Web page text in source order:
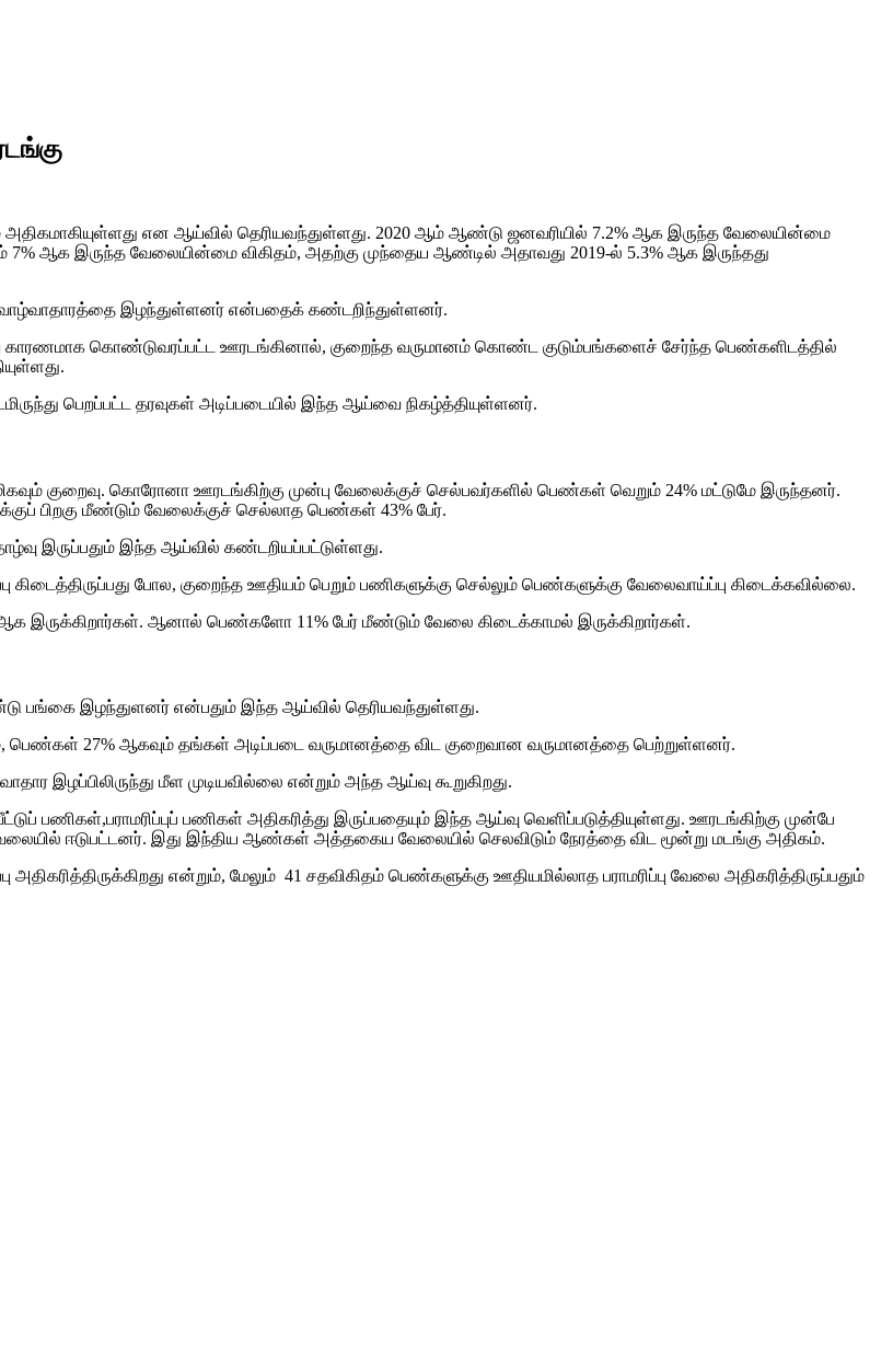
என ஆய்வில் தெரியவந்துள்ளது. 2020 ஆம் ஆண்டு ஜனவரியில் 7.2% ஆக இருந்த வேலையின்மை
7% ஆக இருந்த வேலையின்மை விகிதம், அதற்கு முந்தைய ஆண்டில் அதாவது 2019-ல் 5.3% ஆக இருந்தது
இழந்துள்ளனர் என்பதைக் கண்டறிந்துள்ளனர்.
கொண்டுவரப்பட்ட ஊரடங்கினால், குறைந்த வருமானம் கொண்ட குடும்பங்களைச் சேர்ந்த பெண்களிடத்தில்
பெறப்பட்ட தரவுகள் அடிப்படையில் இந்த ஆய்வை நிகழ்த்தியுள்ளனர்.
குறைவு. கொரோனா ஊரடங்கிற்கு முன்பு வேலைக்குச் செல்பவர்களில் பெண்கள் வெறும் 24% மட்டுமே இருந்தனர்.
பிறகு மீண்டும் வேலைக்குச் செல்லாத பெண்கள் 43% பேர்.
இருப்பதும் இந்த ஆய்வில் கண்டறியப்பட்டுள்ளது.
போல, குறைந்த ஊதியம் பெறும் பணிகளுக்கு செல்லும் பெண்களுக்கு வேலைவாய்ப்பு கிடைக்கவில்லை.
இருக்கிறார்கள். ஆனால் பெண்களோ 11% பேர் மீண்டும் வேலை கிடைக்காமல் இருக்கிறார்கள்.
பங்கை இழந்துளனர் என்பதும் இந்த ஆய்வில் தெரியவந்துள்ளது.
27% ஆகவும் தங்கள் அடிப்படை வருமானத்தை விட குறைவான வருமானத்தை பெற்றுள்ளனர்.
இழப்பிலிருந்து மீள முடியவில்லை என்றும் அந்த ஆய்வு கூறுகிறது.
பணிகள் அதிகரித்து இருப்பதையும் இந்த ஆய்வு வெளிப்படுத்தியுள்ளது. ஊரடங்கிற்கு முன்பே
ஈடுபட்டனர். இது இந்திய ஆண்கள் அத்தகைய வேலையில் செலவிடும் நேரத்தை விட மூன்று மடங்கு அதிகம்.
என்றும், மேலும் 41 சதவிகிதம் பெண்களுக்கு ஊதியமில்லாத பராமரிப்பு வேலை அதிகரித்திருப்பதும்